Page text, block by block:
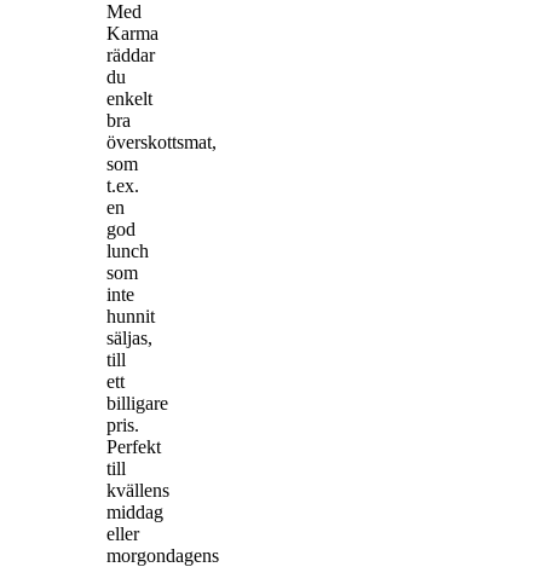
Med
Karma
räddar
du
enkelt
bra
överskottsmat,
som
t.ex.
en
god
lunch
som
inte
hunnit
säljas,
till
ett
billigare
pris.
Perfekt
till
kvällens
middag
eller
morgondagens